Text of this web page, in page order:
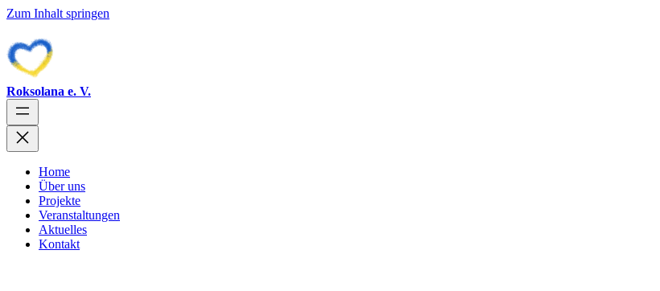
Zum Inhalt springen
Roksolana e. V.
Home
Über uns
Projekte
Veranstaltungen
Aktuelles
Kontakt